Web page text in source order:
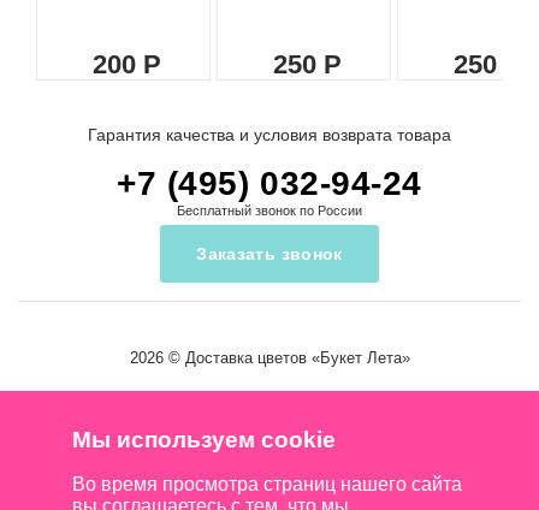
200 250 250
Гарантия качества и условия возврата товара
+7 (495) 032-94-24
Бесплатный звонок по России
Заказать звонок
2026 © Доставка цветов«Букет Лета»
Мы используем cookie
Во время просмотра страниц нашего сайта